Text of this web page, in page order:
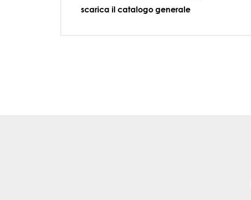
scarica il catalogo generale